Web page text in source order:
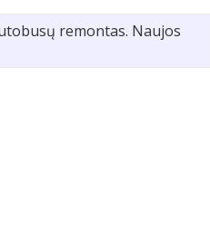
remontas. Naujos